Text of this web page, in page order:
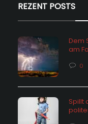
REZENT POSTS
Dem
am
0
Spillt